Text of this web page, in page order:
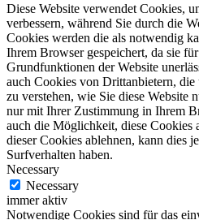
Diese Website verwendet Cookies,
verbessern, während Sie durch die
Cookies werden die als notwendig
Ihrem Browser gespeichert, da sie
Grundfunktionen der Website
auch Cookies von Drittanbietern, die
zu verstehen, wie Sie diese Website
nur mit Ihrer Zustimmung in Ihrem
auch die Möglichkeit, diese Cookies
dieser Cookies ablehnen, kann dies
Surfverhalten haben.
Necessary
Necessary
immer aktiv
Notwendige Cookies sind für das